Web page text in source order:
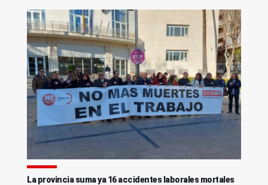
La provincia suma ya 16 accidentes laborales mortales